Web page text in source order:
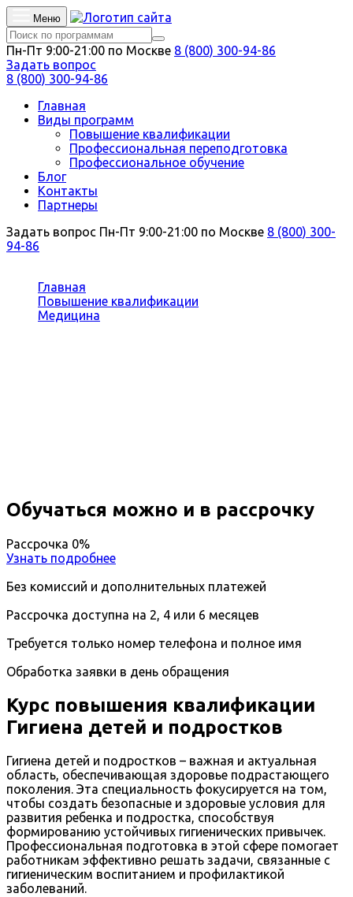
Меню
Пн-Пт 9:00-21:00 по Москве 8 (800) 300-94-86
Задать вопрос
8 (800) 300-94-86
Главная
Виды программ
Повышение квалификации
Профессиональная переподготовка
Профессиональное обучение
Блог
Контакты
Партнеры
Задать вопрос Пн-Пт 9:00-21:00 по Москве 8 (800) 300-
94-86
Главная
Повышение квалификации
Медицина
Обучаться можно и в рассрочку
Рассрочка 0%
Узнать подробнее
Без комиссий и дополнительных платежей
Рассрочка доступна на 2, 4 или 6 месяцев
Требуется только номер телефона и полное имя
Обработка заявки в день обращения
Курс повышения квалификации
Гигиена детей и подростков
Гигиена детей и подростков – важная и актуальная
область, обеспечивающая здоровье подрастающего
поколения. Эта специальность фокусируется на том,
чтобы создать безопасные и здоровые условия для
развития ребенка и подростка, способствуя
формированию устойчивых гигиенических привычек.
Профессиональная подготовка в этой сфере помогает
работникам эффективно решать задачи, связанные с
гигиеническим воспитанием и профилактикой
заболеваний.